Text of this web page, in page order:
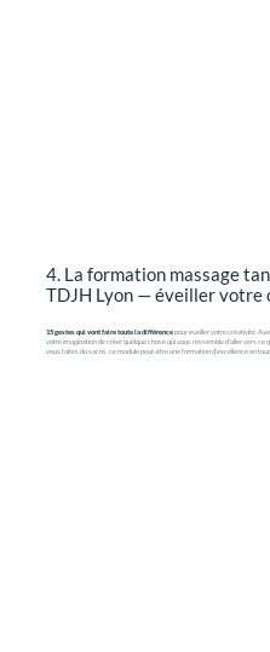
4. La formation massage
TDJH Lyon — éveiller votre
15 gestes qui vont faire toute la différencepour éveiller votre créativité.
votre imagination de créer quelque chose qui vous ressemble d'aller vers
vous faites du sacré. ce module peut-être une formation d'excellence en